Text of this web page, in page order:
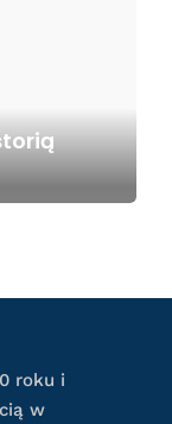
roku i
w